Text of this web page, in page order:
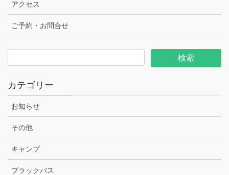
アクセス
ご予約・お問合せ
カテゴリー
お知らせ
その他
キャンプ
ブラックバス